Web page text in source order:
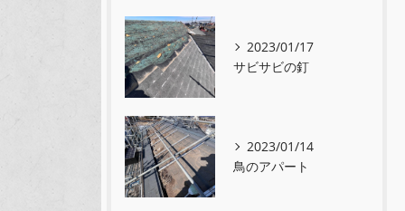
2023/01/17
サビサビの釘
2023/01/14
鳥のアパート